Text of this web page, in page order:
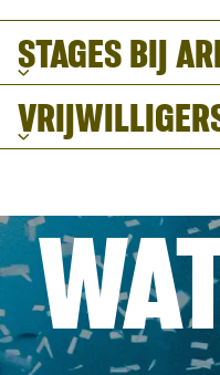
STAGES BIJ